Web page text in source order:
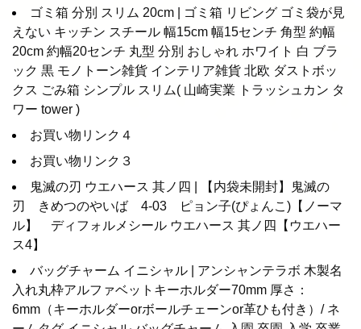
ゴミ箱 分別 スリム 20cm | ゴミ箱 リビング ゴミ袋が見
えない キッチン スチール 幅15cm 幅15センチ 角型 約幅
20cm 約幅20センチ 丸型 分別 おしゃれ ホワイト 白 ブラ
ック 黒 モノトーン雑貨 インテリア雑貨 北欧 ダストボッ
クス ごみ箱 シンプル スリム( 山崎実業 トラッシュカン タ
ワー tower )
お買い物リンク４
お買い物リンク３
鬼滅の刃 ウエハース 其ノ四 | 【内袋未開封】鬼滅の
刃 きめつのやいば 4-03 ピョン子(ぴょんこ)【ノーマ
ル】 ディフォルメシール ウエハース 其ノ四【ウエハー
ス4】
バッグチャーム イニシャル | アンシャンテラボ 木製名
入れ丸枠アルファベットキーホルダー70mm 厚さ：
6mm（キーホルダーorボールチェーンor革ひも付き）/ ネ